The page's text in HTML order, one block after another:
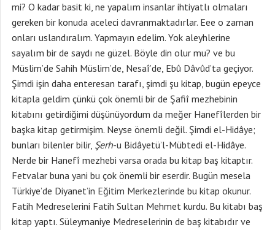
mi? O kadar basit ki, ne yapalım insanlar ihtiyatlı olmaları
gereken bir konuda aceleci davranmaktadırlar. Eee o zaman
onları uslandıralım. Yapmayın edelim. Yok aleyhlerine
sayalım bir de saydı ne güzel. Böyle din olur mu? ve bu
Müslim’de Sahih Müslim’de, Nesaî’de, Ebû Dâvûd’ta geçiyor.
Şimdi işin daha enteresan tarafı, şimdi şu kitap, bugün epeyce
kitapla geldim çünkü çok önemli bir de Şafiî mezhebinin
kitabını getirdiğimi düşünüyordum da meğer Hanefîlerden bir
başka kitap getirmişim. Neyse önemli değil. Şimdi el-Hidâye;
bunları bilenler bilir, Şerh-u Bidâyetü’l-Mübtedi el-Hidâye.
Nerde bir Hanefî mezhebi varsa orada bu kitap baş kitaptır.
Fetvalar buna yani bu çok önemli bir eserdir. Bugün mesela
Türkiye’de Diyanet’in Eğitim Merkezlerinde bu kitap okunur.
Fatih Medreselerini Fatih Sultan Mehmet kurdu. Bu kitabı baş
kitap yaptı. Süleymaniye Medreselerinin de baş kitabıdır ve